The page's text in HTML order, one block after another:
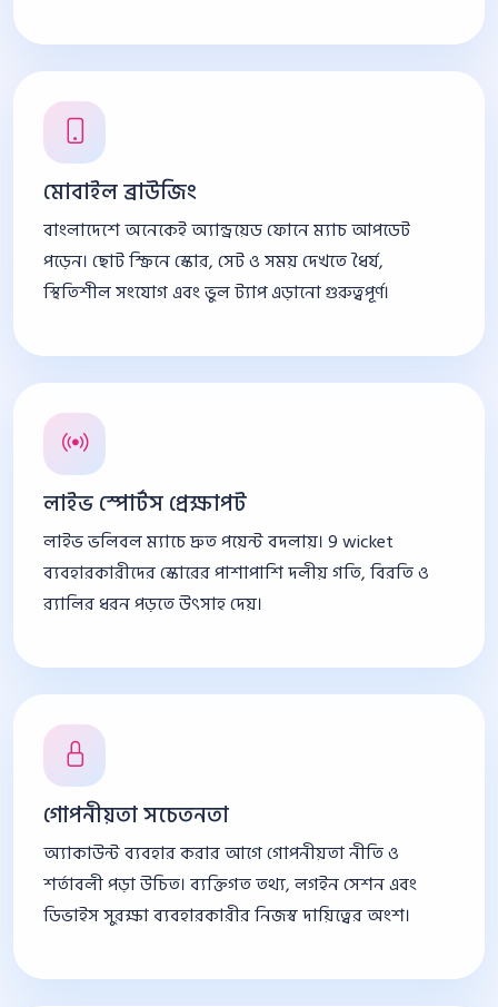
মোবাইল ব্রাউজিং
বাংলাদেশে অনেকেই অ্যান্ড্রয়েড ফোনে ম্যাচ আপডেট
পড়েন। ছোট স্ক্রিনে স্কোর, সেট ও সময় দেখতে ধৈর্য,
স্থিতিশীল সংযোগ এবং ভুল ট্যাপ এড়ানো গুরুত্বপূর্ণ।
লাইভ স্পোর্টস প্রেক্ষাপট
লাইভ ভলিবল ম্যাচে দ্রুত পয়েন্ট বদলায়। 9 wicket
ব্যবহারকারীদের স্কোরের পাশাপাশি দলীয় গতি, বিরতি ও
র‍্যালির ধরন পড়তে উৎসাহ দেয়।
গোপনীয়তা সচেতনতা
অ্যাকাউন্ট ব্যবহার করার আগে গোপনীয়তা নীতি ও
শর্তাবলী পড়া উচিত। ব্যক্তিগত তথ্য, লগইন সেশন এবং
ডিভাইস সুরক্ষা ব্যবহারকারীর নিজস্ব দায়িত্বের অংশ।